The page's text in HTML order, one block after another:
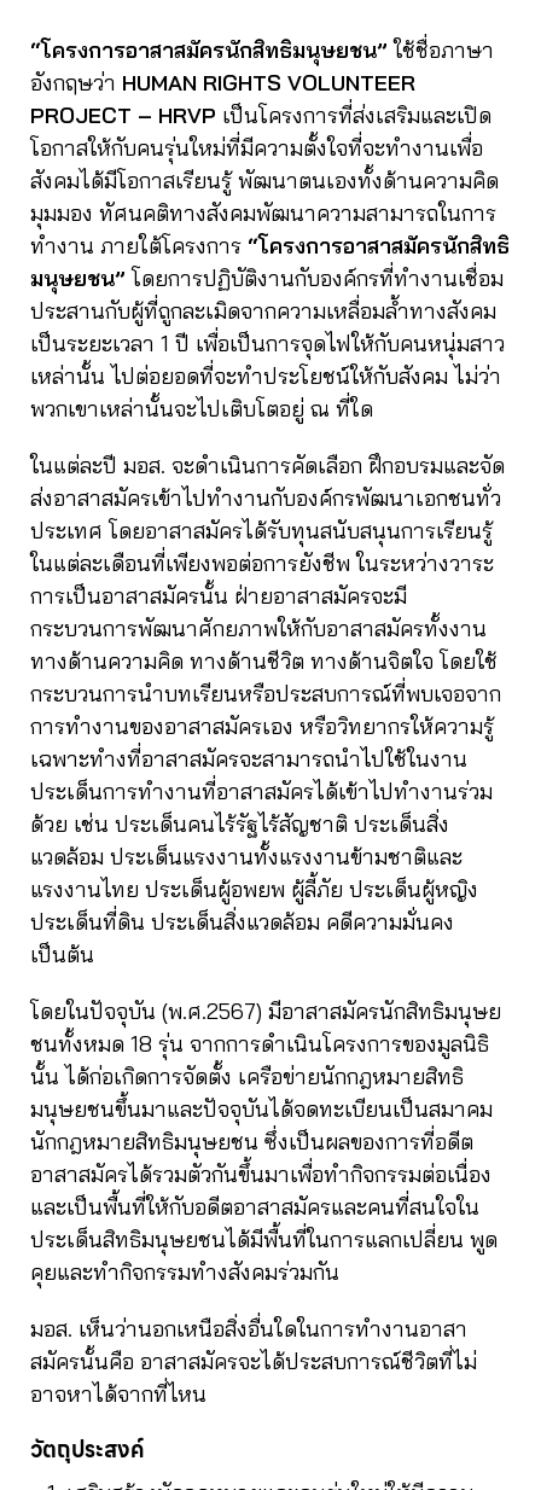
“โครงการอาสาสมัครนักสิทธิมนุษยชน” ใช้ชื่อภาษา
อังกฤษว่า HUMAN RIGHTS VOLUNTEER
PROJECT – HRVP เป็นโครงการที่ส่งเสริมและเปิด
โอกาสให้กับคนรุ่นใหม่ที่มีความตั้งใจที่จะทำงานเพื่อ
สังคมได้มีโอกาสเรียนรู้ พัฒนาตนเองทั้งด้านความคิด
มุมมอง ทัศนคติทางสังคมพัฒนาความสามารถในการ
ทำงาน ภายใต้โครงการ “โครงการอาสาสมัครนักสิทธิ
มนุษยชน” โดยการปฏิบัติงานกับองค์กรที่ทำงานเชื่อม
ประสานกับผู้ที่ถูกละเมิดจากความเหลื่อมล้ำทางสังคม
เป็นระยะเวลา 1 ปี เพื่อเป็นการจุดไฟให้กับคนหนุ่มสาว
เหล่านั้น ไปต่อยอดที่จะทำประโยชน์ให้กับสังคม ไม่ว่า
พวกเขาเหล่านั้นจะไปเติบโตอยู่ ณ ที่ใด
ในแต่ละปี มอส. จะดำเนินการคัดเลือก ฝึกอบรมและจัด
ส่งอาสาสมัครเข้าไปทำงานกับองค์กรพัฒนาเอกชนทั่ว
ประเทศ โดยอาสาสมัครได้รับทุนสนับสนุนการเรียนรู้
ในแต่ละเดือนที่เพียงพอต่อการยังชีพ ในระหว่างวาระ
การเป็นอาสาสมัครนั้น ฝ่ายอาสาสมัครจะมี
กระบวนการพัฒนาศักยภาพให้กับอาสาสมัครทั้งงาน
ทางด้านความคิด ทางด้านชีวิต ทางด้านจิตใจ โดยใช้
กระบวนการนำบทเรียนหรือประสบการณ์ที่พบเจอจาก
การทำงานของอาสาสมัครเอง หรือวิทยากรให้ความรู้
เฉพาะทำงที่อาสาสมัครจะสามารถนำไปใช้ในงาน
ประเด็นการทำงานที่อาสาสมัครได้เข้าไปทำงานร่วม
ด้วย เช่น ประเด็นคนไร้รัฐไร้สัญชาติ ประเด็นสิ่ง
แวดล้อม ประเด็นแรงงานทั้งแรงงานข้ามชาติและ
แรงงานไทย ประเด็นผู้อพยพ ผู้ลี้ภัย ประเด็นผู้หญิง
ประเด็นที่ดิน ประเด็นสิ่งแวดล้อม คดีความมั่นคง
เป็นต้น
โดยในปัจจุบัน (พ.ศ.2567) มีอาสาสมัครนักสิทธิมนุษย
ชนทั้งหมด 18 รุ่น จากการดำเนินโครงการของมูลนิธิ
นั้น ได้ก่อเกิดการจัดตั้ง เครือข่ายนักกฎหมายสิทธิ
มนุษยชนขึ้นมาและปัจจุบันได้จดทะเบียนเป็นสมาคม
นักกฎหมายสิทธิมนุษยชน ซึ่งเป็นผลของการที่อดีต
อาสาสมัครได้รวมตัวกันขึ้นมาเพื่อทำกิจกรรมต่อเนื่อง
และเป็นพื้นที่ให้กับอดีตอาสาสมัครและคนที่สนใจใน
ประเด็นสิทธิมนุษยชนได้มีพื้นที่ในการแลกเปลี่ยน พูด
คุยและทำกิจกรรมทำงสังคมร่วมกัน
มอส. เห็นว่านอกเหนือสิ่งอื่นใดในการทำงานอาสา
สมัครนั้นคือ อาสาสมัครจะได้ประสบการณ์ชีวิตที่ไม่
อาจหาได้จากที่ไหน
วัตถุประสงค์